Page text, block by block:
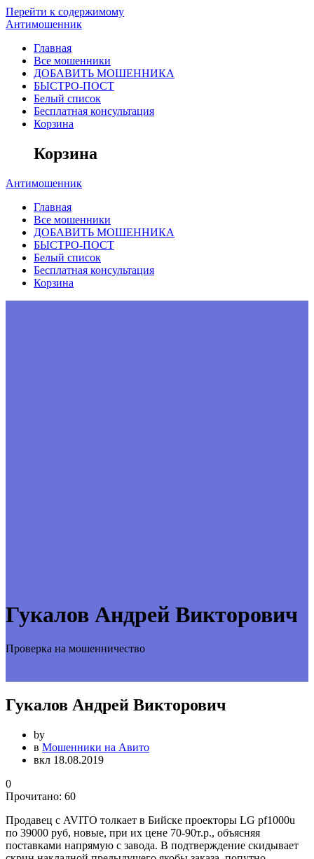
Перейти к содержимому
Антимошенник
Главная
Все мошенники
ДОБАВИТЬ МОШЕННИКА
БЫСТРО-ПОСТ
Белый список
Бесплатная консультация
Корзина
Корзина
Антимошенник
Главная
Все мошенники
ДОБАВИТЬ МОШЕННИКА
БЫСТРО-ПОСТ
Белый список
Бесплатная консультация
Корзина
Гукалов Андрей Викторович
Проверка на мошенничество
Гукалов Андрей Викторович
by
в Мошенники на Авито
вкл 18.08.2019
0
Прочитано: 60
Продавец с AVITO толкает в Бийске проекторы LG pf1000u
по 39000 руб, новые, при их цене 70-90т.р., объясняя
поставками напрямую с завода. В подтверждение скидывает